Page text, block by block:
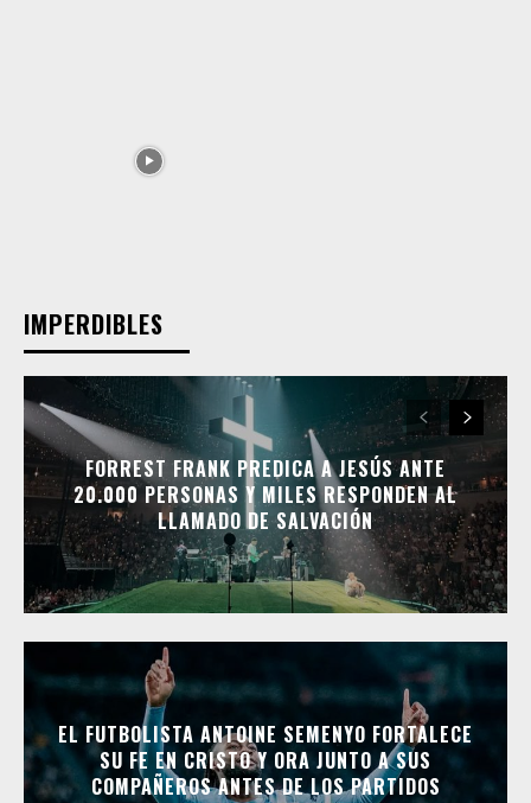
IMPERDIBLES
FORREST FRANK PREDICA A JESÚS ANTE
20.000 PERSONAS Y MILES RESPONDEN AL
LLAMADO DE SALVACIÓN
EL FUTBOLISTA ANTOINE SEMENYO FORTALECE
SU FE EN CRISTO Y ORA JUNTO A SUS
COMPAÑEROS ANTES DE LOS PARTIDOS